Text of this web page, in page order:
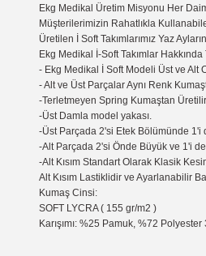
Ekg Medikal Üretim Misyonu Her
Müşterilerimizin Rahatlıkla
Üretilen İ Soft Takımlarımız Yaz
Ekg Medikal İ-Soft Takımlar
- Ekg Medikal İ Soft Modeli Üst ve Alt
- Alt ve Üst Parçalar Aynı Renk
-Terletmeyen Spring Kumaştan Üretilir
-Üst Damla model yakası.
-Üst Parçada 2'si Etek Bölümünde 1'i
-Alt Parçada 2'si Önde Büyük ve 1'i
-Alt Kısım Standart Olarak Klasik
Alt Kısım Lastiklidir ve Ayarlanabilir
Kumaş Cinsi:
SOFT LYCRA ( 155 gr/m2 )
Karışımı: %25 Pamuk, %72